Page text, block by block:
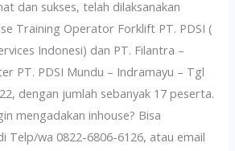
dan sukses, telah dilaksanakan
Training Operator Forklift PT. PDSI (
Indonesi) dan PT. Filantra –
PT. PDSI Mundu – Indramayu – Tgl
dengan jumlah sebanyak 17 peserta.
mengadakan inhouse? Bisa
Telp/wa 0822-6806-6126, atau email